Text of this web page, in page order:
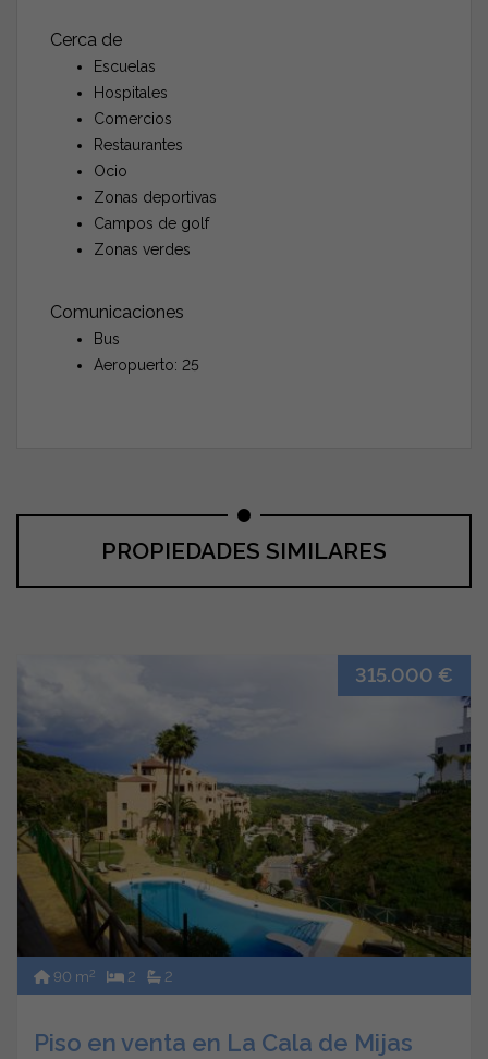
Cerca de
Escuelas
Hospitales
Comercios
Restaurantes
Ocio
Zonas deportivas
Campos de golf
Zonas verdes
Comunicaciones
Bus
Aeropuerto: 25
PROPIEDADES SIMILARES
315.000 €
90 m2 2 2
Piso en venta en La Cala de Mijas